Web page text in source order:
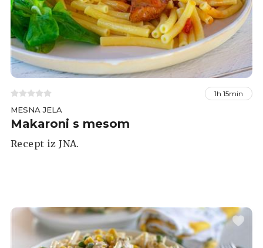
1h 15min
MESNA JELA
Makaroni s mesom
Recept iz JNA.